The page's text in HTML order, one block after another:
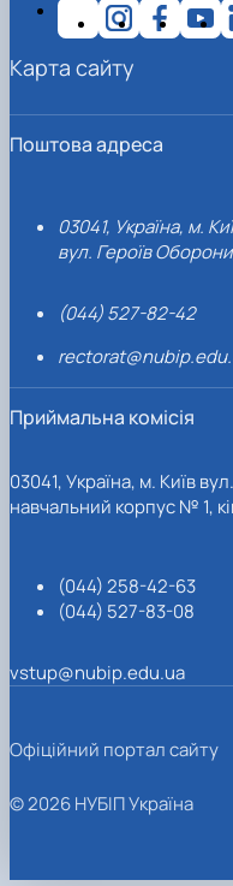
Поштова адреса
03041, Україна, м.
вул. Героїв
(044) 527-82-42
Приймальна комісія
03041, Україна, м. Київ
навчальний корпус № 1,
(044) 258-42-63
(044) 527-83-08
vstup@nubip.edu.ua
Карта сайту
Офіційний портал сайту
© 2026 НУБІП Україна